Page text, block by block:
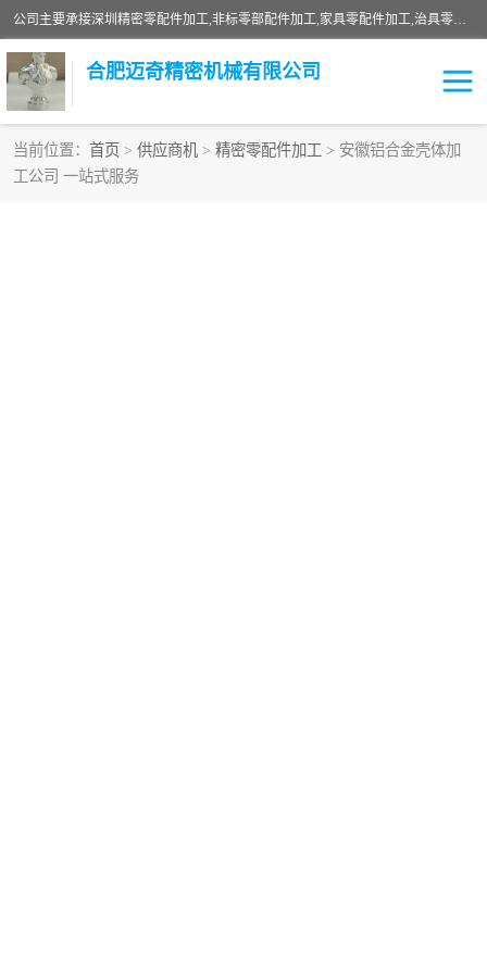
公司主要承接深圳精密零配件加工,非标零部配件加工,家具零配件加工,治具零配件加工,安徽精密零配件加工等各种各种精密机械加工，欢迎来来电咨询！
合肥迈奇精密机械有限公司
当前位置： 首页 > 供应商机 > 精密零配件加工 > 安徽铝合金壳体加
工公司 一站式服务